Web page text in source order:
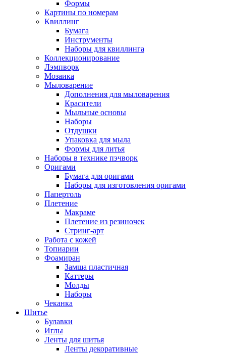
Формы
Картины по номерам
Квиллинг
Бумага
Инструменты
Наборы для квиллинга
Коллекционирование
Лэмпворк
Мозаика
Мыловарение
Дополнения для мыловарения
Красители
Мыльные основы
Наборы
Отдушки
Упаковка для мыла
Формы для литья
Наборы в технике пэчворк
Оригами
Бумага для оригами
Наборы для изготовления оригами
Папертоль
Плетение
Макраме
Плетение из резиночек
Стринг-арт
Работа с кожей
Топиарии
Фоамиран
Замша пластичная
Каттеры
Молды
Наборы
Чеканка
Шитье
Булавки
Иглы
Ленты для шитья
Ленты декоративные